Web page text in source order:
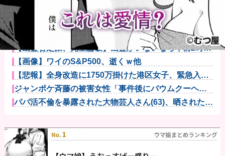
【これは荒れる】一般人には定年があるのに、国会議
員は何歳まで...
【悲報】スタバで大量にいるMacBookいじってるやつ
って何...
ジャグラーやってる奴ってヤバいの多すぎじゃ
ね？？？他
【幽霊否定派、完全論破】幽霊がいないなら午前2時に
一人で墓石...
【画像】ワイのS&P500、逝くｗ他
【悲報】全身改造に1750万掛けた港区女子、緊急入院
でNHK...
ジャンポケ斉藤の被害女性「事件後にバウムクーヘン
売ったりTi...
パパ活不倫を暴露された大物芸人さん(63)、晒された